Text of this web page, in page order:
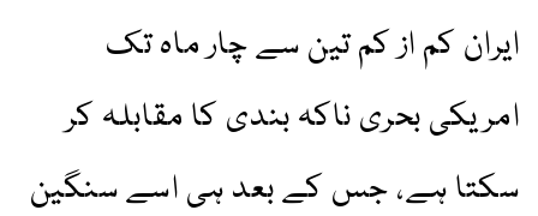
ایران کم از کم تین سے چار ماہ تک
امریکی بحری ناکہ بندی کا مقابلہ کر
سکتا ہے، جس کے بعد ہی اسے سنگین